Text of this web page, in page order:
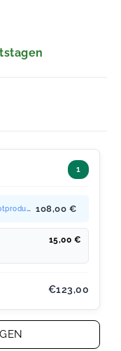
1
108,00 €
15,00 €
€123,00